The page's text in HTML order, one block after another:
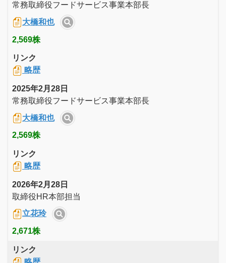
常務取締役フードサービス事業本部長
大橋和也
2,569株
リンク
略歴
2025年2月28日
常務取締役フードサービス事業本部長
大橋和也
2,569株
リンク
略歴
2026年2月28日
取締役HR本部担当
立花玲
2,671株
リンク